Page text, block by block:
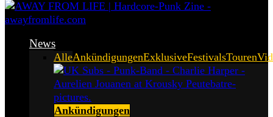
News
AlleAnkündigungenExklusiveFestivalsTouren
Ankündigungen